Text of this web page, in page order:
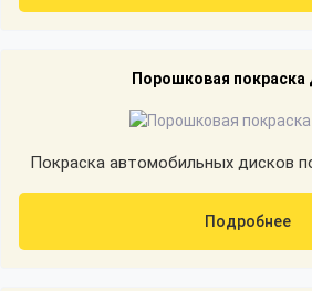
Порошковая покраска
Покраска автомобильных дисков
Подробнее